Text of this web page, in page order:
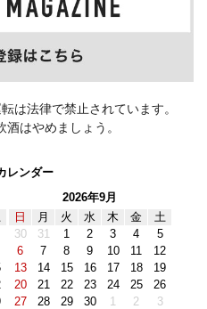
は法律で禁止されています。
はやめましょう。
レンダー
2026年9月
日
月 火 水 木 金
土
30
31 1 2 3 4
5
6
7 8 9 10 11
12
13
14 15 16 17 18
19
20
21 22 23 24 25
26
27
28 29 30 1 2 3